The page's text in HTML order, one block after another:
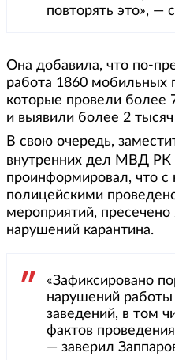
повторять это», —
Она добавила, что по-
работа 1860 мобильных
которые провели более
и выявили более 2
В свою очередь,
внутренних дел МВД РК
проинформировал, что с
полицейскими
мероприятий,
нарушений карантина.
«Зафиксировано
нарушений
заведений, в том
фактов
— заверил